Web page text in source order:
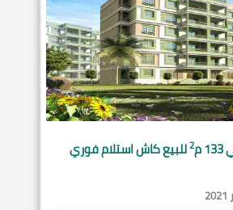
2للبيع كاش استلام فوري